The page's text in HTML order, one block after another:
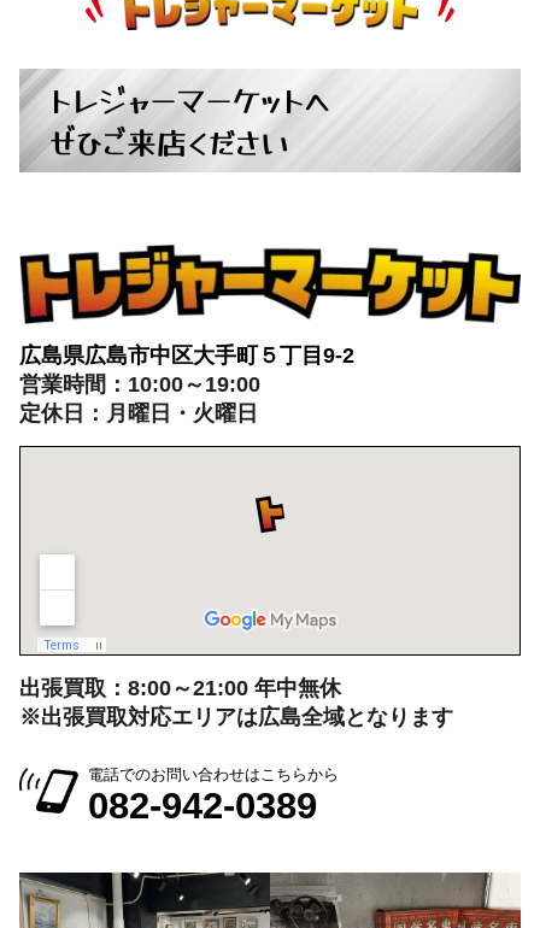
トレジャーマーケットへ
ぜひご来店ください
広島県広島市中区大手町５丁目9-2
営業時間：10:00～19:00
※出張買取対応エリアは広島全域となります